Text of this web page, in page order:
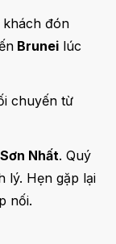
khách đón
Brunei lúc
chuyến từ
Nhất. Quý
lý. Hẹn gặp lại
nối.